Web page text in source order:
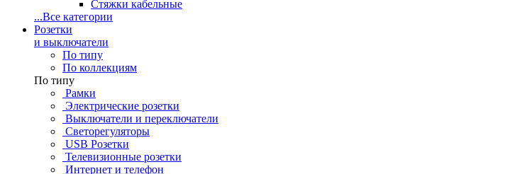
Стяжки кабельные
...Все категории
Розетки
и выключатели
По типу
По коллекциям
По типу
Рамки
Электрические розетки
Выключатели и переключатели
Светорегуляторы
USB Розетки
Телевизионные розетки
Интернет и телефон